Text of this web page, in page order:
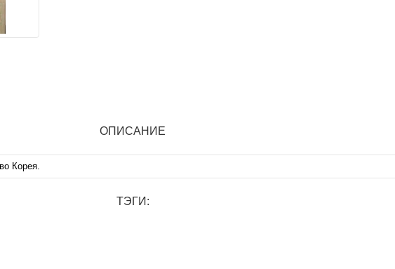
ОПИСАНИЕ
Корея.
ТЭГИ: